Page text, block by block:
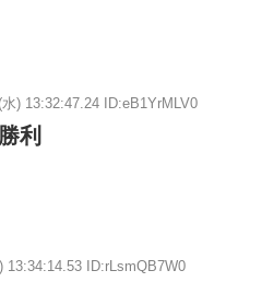
) 13:32:47.24 ID:eB1YrMLV0
利
13:34:14.53 ID:rLsmQB7W0